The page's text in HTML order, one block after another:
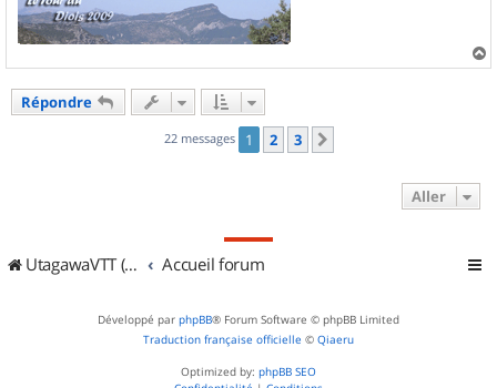
a
Répondre
22 messages 1 2 3
Aller
UtagawaVTT (Randos VTT et VTTAE avec traces GPS) Accueil forum
Développé par phpBB® Forum Software © phpBB Limited
Traduction française officielle © Qiaeru
Optimized by: phpBB SEO